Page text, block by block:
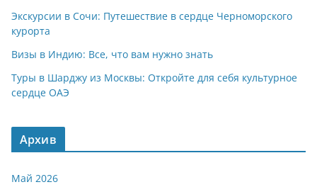
Экскурсии в Сочи: Путешествие в сердце Черноморского
курорта
Визы в Индию: Все, что вам нужно знать
Туры в Шарджу из Москвы: Откройте для себя культурное
сердце ОАЭ
Архив
Май 2026